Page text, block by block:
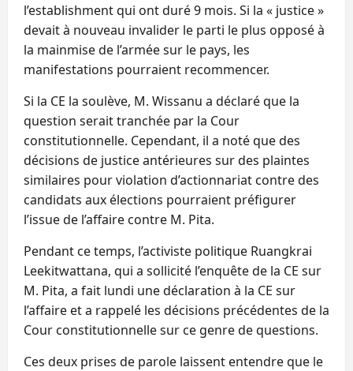
l’establishment qui ont duré 9 mois. Si la « justice »
devait à nouveau invalider le parti le plus opposé à
la mainmise de l’armée sur le pays, les
manifestations pourraient recommencer.
Si la CE la soulève, M. Wissanu a déclaré que la
question serait tranchée par la Cour
constitutionnelle. Cependant, il a noté que des
décisions de justice antérieures sur des plaintes
similaires pour violation d’actionnariat contre des
candidats aux élections pourraient préfigurer
l’issue de l’affaire contre M. Pita.
Pendant ce temps, l’activiste politique Ruangkrai
Leekitwattana, qui a sollicité l’enquête de la CE sur
M. Pita, a fait lundi une déclaration à la CE sur
l’affaire et a rappelé les décisions précédentes de la
Cour constitutionnelle sur ce genre de questions.
Ces deux prises de parole laissent entendre que le